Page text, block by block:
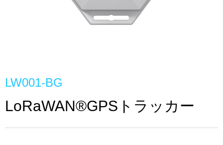
LW001-BG
LoRaWAN®GPSトラッカー